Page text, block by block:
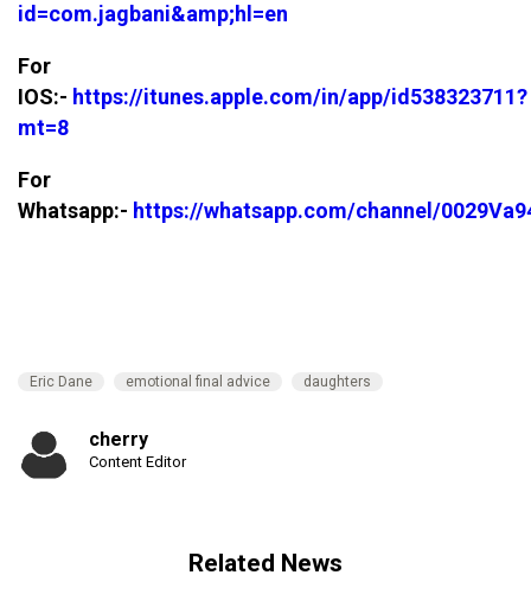
id=com.jagbani&amp;hl=en
For
IOS:- https://itunes.apple.com/in/app/id538323711?
mt=8
For
Whatsapp:- https://whatsapp.com/channel/
Eric Dane emotional final advice daughters
cherry
Content Editor
Related News